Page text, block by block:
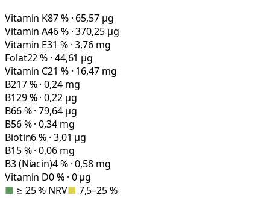
Vitamin K87 % · 65,57 µg
Vitamin A46 % · 370,25 µg
Vitamin E31 % · 3,76 mg
Folat22 % · 44,61 µg
Vitamin C21 % · 16,47 mg
B217 % · 0,24 mg
B129 % · 0,22 µg
B66 % · 79,64 µg
B56 % · 0,34 mg
Biotin6 % · 3,01 µg
B15 % · 0,06 mg
B3 (Niacin)4 % · 0,58 mg
Vitamin D0 % · 0 µg
■ ≥ 25 % NRV■ 7,5–25 %